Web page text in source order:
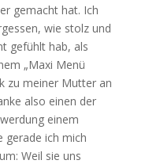
gemacht hat. Ich
wie stolz und
gefühlt hab, als
„Maxi Menü
zu meiner Mutter an
also einen der
einem
gerade ich mich
Weil sie uns